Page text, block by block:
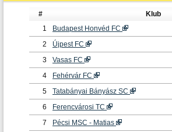
# Klub
1
Budapest Honvéd FC
2
Újpest FC
3
Vasas FC
4
Fehérvár FC
5
Tatabányai Bányász SC
6
Ferencvárosi TC
7
Pécsi MSC - Matias